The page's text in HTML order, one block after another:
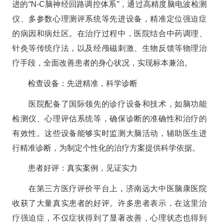
进的“N-C脑神经回路调控体系”，通过高精度脑电波检测
仪、多参数心理测评系统等先进设备，精准定位强迫症
的病因和病灶区。在治疗过程中，医院结合中药调理、
针灸等传统疗法，以及经颅磁刺激、生物反馈等物理治
疗手段，全面改善患者的身心状况，实现标本兼治。
检查设备：先进精准，科学诊断
医院配备了国际领先的诊疗设备和技术，如脑功能
检测仪、心理评估系统等，确保诊断的准确性和治疗的
有效性。这些设备能够实时监测大脑活动，辅助医生进
行精准诊断，为制定个性化的治疗方案提供科学依据。
患者好评：真实案例，见证实力
在第三方医疗评价平台上，济南远大中医脑康医院
收获了大量真实患者的好评。许多患者表示，在这里治
疗强迫症，不仅症状得到了显著改善，心理状态也得到